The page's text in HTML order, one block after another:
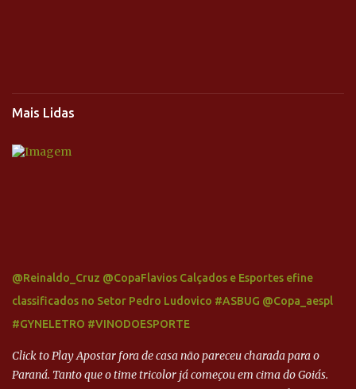
Mais Lidas
@Reinaldo_Cruz @CopaFlavios Calçados e Esportes efine
classificados no Setor Pedro Ludovico #ASBUG @Copa_aespl
#GYNELETRO #VINODOESPORTE
Click to Play Apostar fora de casa não pareceu charada para o
Paraná. Tanto que o time tricolor já começou em cima do Goiás.